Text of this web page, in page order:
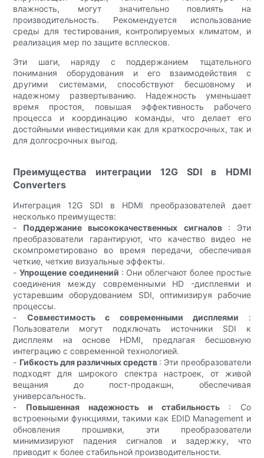
влажность, могут значительно повлиять на
производительность. Рекомендуется использование
среды для тестирования, контролируемых климатом, и
реализация мер по защите всплесков.
Эти шаги, наряду с поддержанием тщательного
понимания оборудования и его взаимодействия с
другими системами, способствуют бесшовному и
надежному развертыванию. Надежность уменьшает
время простоя, повышая эффективность рабочего
процесса и координацию команды, что делает его
достойными инвестициями как для краткосрочных, так и
для долгосрочных выгод.
Преимущества интеграции 12G SDI в HDMI
Converters
Интеграция 12G SDI в HDMI преобразователей дает
несколько преимуществ:
- Поддержание высококачественных сигналов : Эти
преобразователи гарантируют, что качество видео не
скомпрометировано во время передачи, обеспечивая
четкие, четкие визуальные эффекты.
-Упрощение соединений : Они облегчают более простые
соединения между современными HD -дисплеями и
устаревшим оборудованием SDI, оптимизируя рабочие
процессы.
- Совместимость с современными дисплеями :
Пользователи могут подключать источники SDI к
дисплеям на основе HDMI, предлагая бесшовную
интеграцию с современной технологией.
- Гибкость для различных средств : Эти преобразователи
подходят для широкого спектра настроек, от живой
вещания до пост-продакшн, обеспечивая
универсальность.
- Повышенная надежность и стабильность : Со
встроенными функциями, такими как EDID Management и
обновления прошивки, эти преобразователи
минимизируют падения сигналов и задержку, что
приводит к более стабильной производительности.